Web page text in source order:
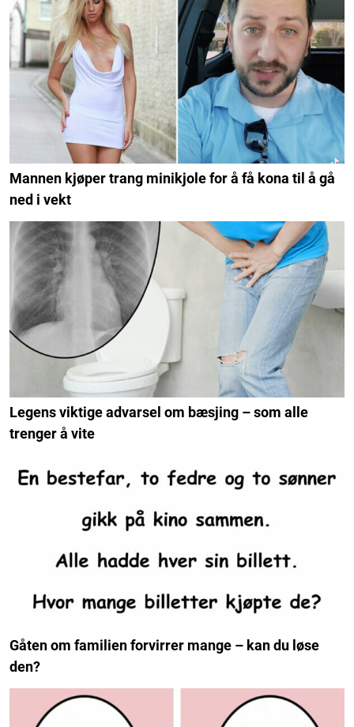
Mannen kjøper trang minikjole for å få kona til å gå
ned i vekt
Legens viktige advarsel om bæsjing – som alle
trenger å vite
Gåten om familien forvirrer mange – kan du løse
den?